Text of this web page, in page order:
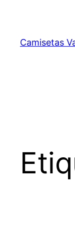
contenido
Camisetas